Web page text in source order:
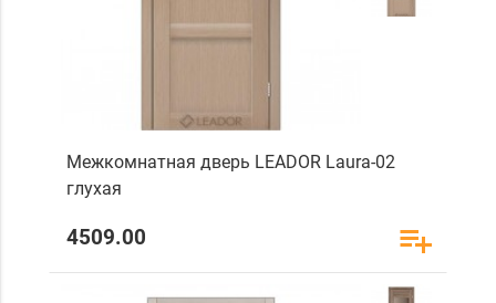
Межкомнатная дверь LEADOR Laura-02
глухая
4509.00